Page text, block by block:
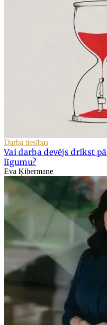
Darba tiesības
Vai darba devējs drīkst
līgumu?
Eva Ķibermane